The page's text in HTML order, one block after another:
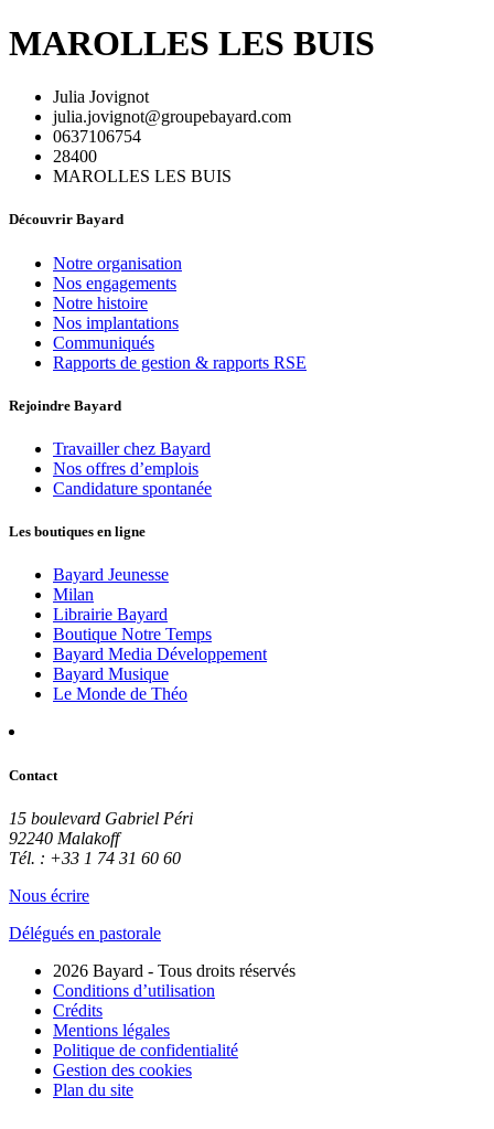
MAROLLES LES BUIS
Julia Jovignot
julia.jovignot@groupebayard.com
0637106754
28400
MAROLLES LES BUIS
Découvrir Bayard
Notre organisation
Nos engagements
Notre histoire
Nos implantations
Communiqués
Rapports de gestion & rapports RSE
Rejoindre Bayard
Travailler chez Bayard
Nos offres d’emplois
Candidature spontanée
Les boutiques en ligne
Bayard Jeunesse
Milan
Librairie Bayard
Boutique Notre Temps
Bayard Media Développement
Bayard Musique
Le Monde de Théo
Contact
15 boulevard Gabriel Péri
92240 Malakoff
Tél. : +33 1 74 31 60 60
Nous écrire
Délégués en pastorale
2026 Bayard - Tous droits réservés
Conditions d’utilisation
Crédits
Mentions légales
Politique de confidentialité
Gestion des cookies
Plan du site